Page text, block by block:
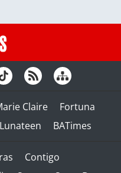
Claire
Fortuna
Lunateen BATimes
Contigo